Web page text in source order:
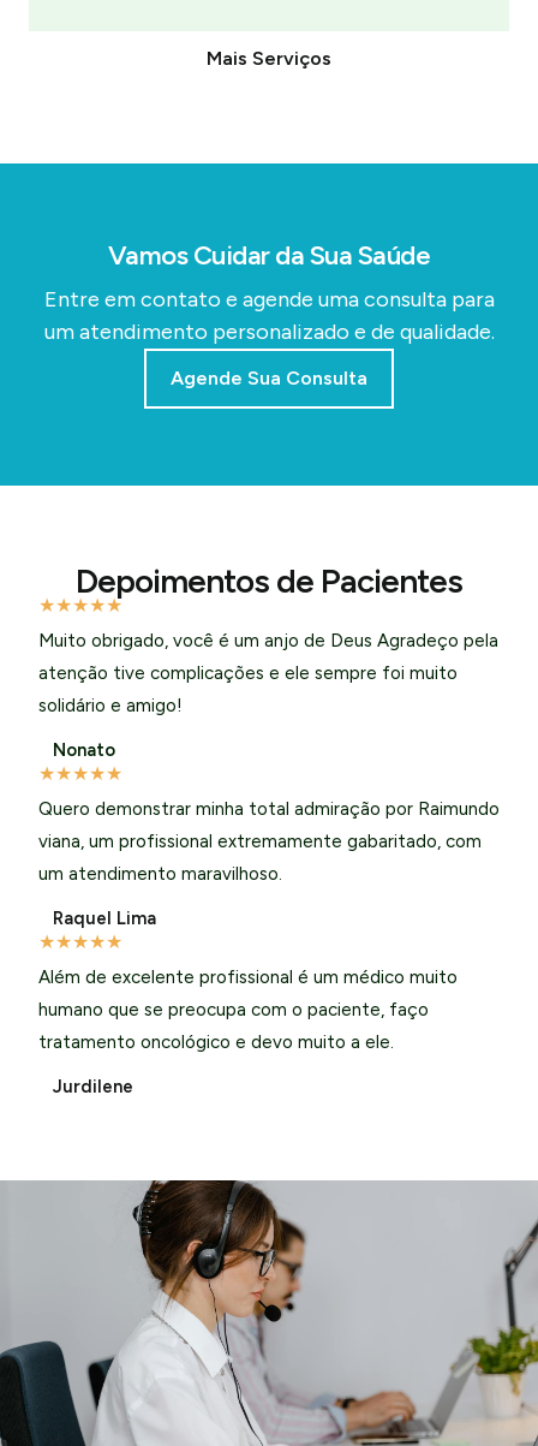
Mais Serviços
Vamos Cuidar da Sua Saúde
Entre em contato e agende uma consulta para
um atendimento personalizado e de qualidade.
Agende Sua Consulta
Depoimentos de Pacientes
★★★★★
Muito obrigado, você é um anjo de Deus Agradeço pela
atenção tive complicações e ele sempre foi muito
solidário e amigo!
Nonato
★★★★★
Quero demonstrar minha total admiração por Raimundo
viana, um profissional extremamente gabaritado, com
um atendimento maravilhoso.
Raquel Lima
★★★★★
Além de excelente profissional é um médico muito
humano que se preocupa com o paciente, faço
tratamento oncológico e devo muito a ele.
Jurdilene